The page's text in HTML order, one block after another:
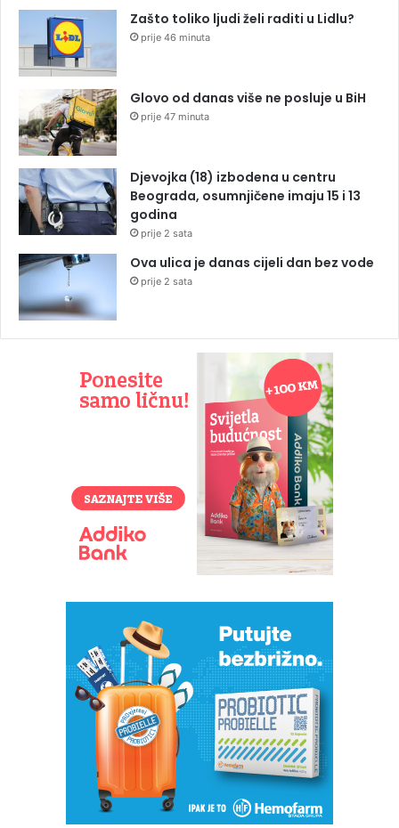
Zašto toliko ljudi želi raditi u Lidlu?
prije 46 minuta
Glovo od danas više ne posluje u BiH
prije 47 minuta
Djevojka (18) izbodena u centru
Beograda, osumnjičene imaju 15 i 13
godina
prije 2 sata
Ova ulica je danas cijeli dan bez vode
prije 2 sata